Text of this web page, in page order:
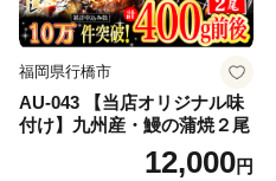
福岡県行橋市
AU-043 【当店オリジナル味
付け】九州産・鰻の蒲焼２尾
12,000円